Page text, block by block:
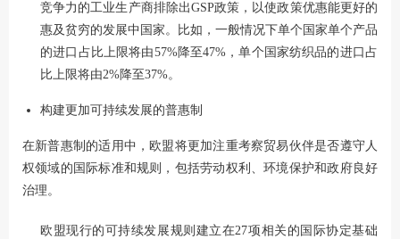
竞争力的工业生产商排除出GSP政策，以使政策优惠能更好的
惠及贫穷的发展中国家。比如，一般情况下单个国家单个产品
的进口占比上限将由57%降至47%，单个国家纺织品的进口占
比上限将由2%降至37%。
构建更加可持续发展的普惠制
在新普惠制的适用中，欧盟将更加注重考察贸易伙伴是否遵守人
权领域的国际标准和规则，包括劳动权利、环境保护和政府良好
治理。
欧盟现行的可持续发展规则建立在27项相关的国际协定基础